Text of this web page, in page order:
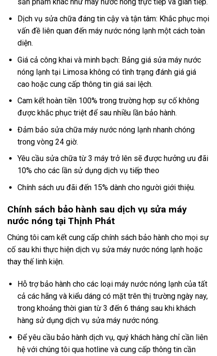
sản phẩm khác như máy nước nóng trực tiếp và gián tiếp.
Dịch vụ sửa chữa đáng tin cậy và tận tâm: Khắc phục mọi
vấn đề liên quan đến máy nước nóng lạnh một cách toàn
diện.
Giá cả công khai và minh bạch: Bảng giá sửa máy nước
nóng lạnh tại Limosa không có tình trạng đánh giá giá
cao hoặc cung cấp thông tin giá sai lệch.
Cam kết hoàn tiền 100% trong trường hợp sự cố không
được khắc phục triệt để sau nhiều lần bảo hành.
Đảm bảo sửa chữa máy nước nóng lạnh nhanh chóng
trong vòng 24 giờ.
Yêu cầu sửa chữa từ 3 máy trở lên sẽ được hưởng ưu đãi
10% cho các lần sử dụng dịch vụ tiếp theo
Chính sách ưu đãi đến 15% dành cho người giới thiệu.
Chính sách bảo hành sau dịch vụ sửa máy
nước nóng tại Thịnh Phát
Chúng tôi cam kết cung cấp chính sách bảo hành cho mọi sự
cố sau khi thực hiện dịch vụ sửa máy nước nóng lạnh hoặc
thay thế linh kiện.
Hỗ trợ bảo hành cho các loại máy nước nóng lạnh của tất
cả các hãng và kiểu dáng có mặt trên thị trường ngày nay,
trong khoảng thời gian từ 3 đến 6 tháng sau khi khách
hàng sử dụng dịch vụ sửa máy nước nóng.
Để yêu cầu bảo hành dịch vụ, quý khách hàng chỉ cần liên
hệ với chúng tôi qua hotline và cung cấp thông tin cần